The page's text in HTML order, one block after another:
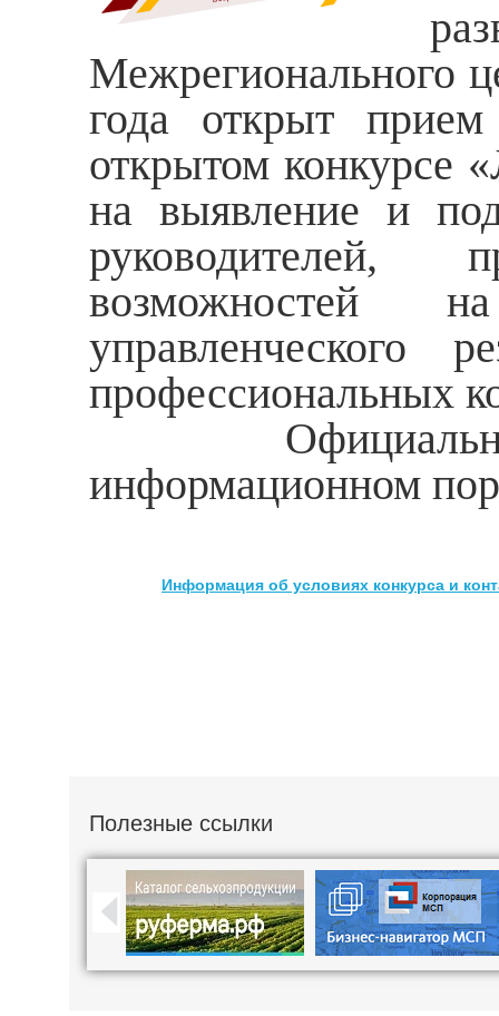
Межрегионального
года открыт
открытом конкурсе
на выявление и
руководителей,
возможностей
управленческого
профессиональных
Официальное
информационном
Информация об условиях конкурса и
Полезные ссылки